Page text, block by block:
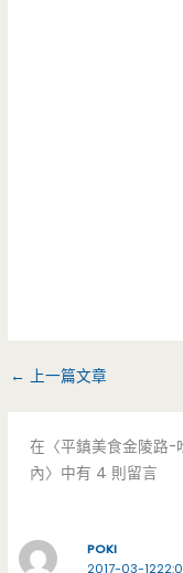
← 上一篇文章
在〈平鎮美食金陵路-
內〉中有 4 則留言
POKI
2017-03-